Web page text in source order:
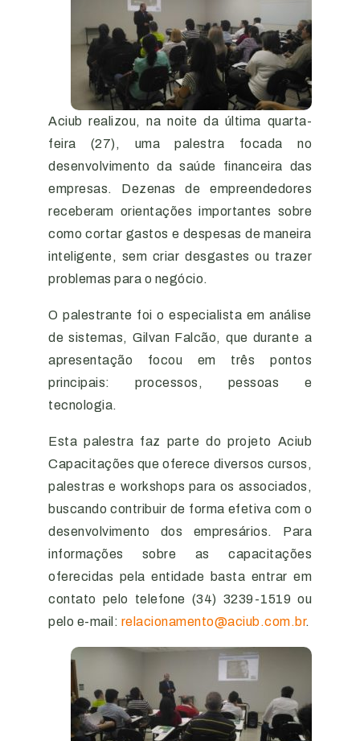
Aciub realizou, na noite da última quarta-
feira (27), uma palestra focada no
desenvolvimento da saúde financeira das
empresas. Dezenas de empreendedores
receberam orientações importantes sobre
como cortar gastos e despesas de maneira
inteligente, sem criar desgastes ou trazer
problemas para o negócio.
O palestrante foi o especialista em análise
de sistemas, Gilvan Falcão, que durante a
apresentação focou em três pontos
principais: processos, pessoas e
tecnologia.
Esta palestra faz parte do projeto Aciub
Capacitações que oferece diversos cursos,
palestras e workshops para os associados,
buscando contribuir de forma efetiva com o
desenvolvimento dos empresários. Para
informações sobre as capacitações
oferecidas pela entidade basta entrar em
contato pelo telefone (34) 3239-1519 ou
pelo e-mail: relacionamento@aciub.com.br.